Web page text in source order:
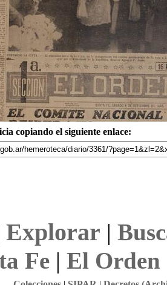
copiando el siguiente enlace:
Explorar |
Fe| El Orden